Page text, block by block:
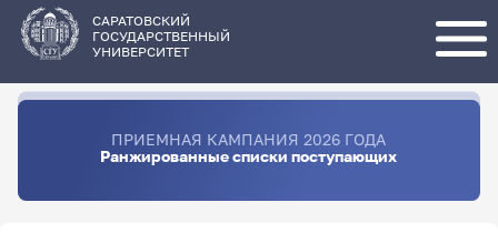
основному
содержанию
САРАТОВСКИЙ
ГОСУДАРСТВЕННЫЙ
УНИВЕРСИТЕТ
ПРИЕМНАЯ КАМПАНИЯ 2026 ГОДА
Ранжированные списки поступающих